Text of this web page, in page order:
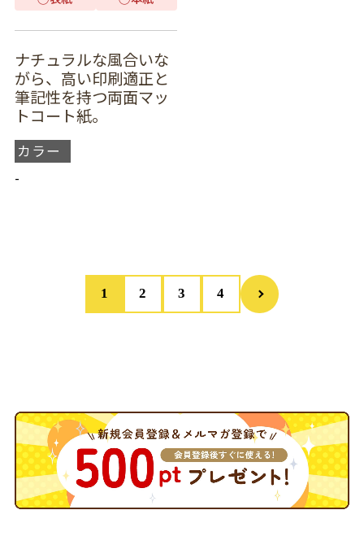
ナチュラルな風合いな
がら、高い印刷適正と
筆記性を持つ両面マッ
トコート紙。
カラー
-
1 2 3 4